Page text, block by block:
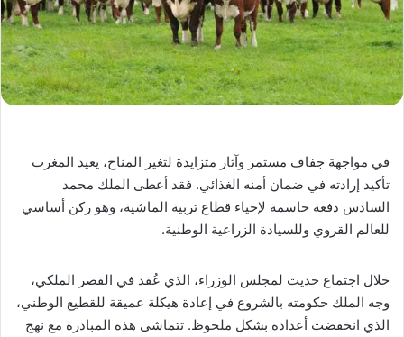
في مواجهة جفاف مستمر وآثار متزايدة لتغير المناخ، يعيد المغرب
تأكيد إرادته في ضمان أمنه الغذائي. فقد أعطى الملك محمد
السادس دفعة حاسمة لإحياء قطاع تربية الماشية، وهو ركن أساسي
للعالم القروي وللسيادة الزراعية الوطنية.
خلال اجتماع حديث لمجلس الوزراء، الذي عُقد في القصر الملكي،
وجه الملك حكومته بالشروع في إعادة هيكلة عميقة للقطيع الوطني،
الذي انخفضت أعداده بشكل ملحوظ. تتماشى هذه المبادرة مع نهج